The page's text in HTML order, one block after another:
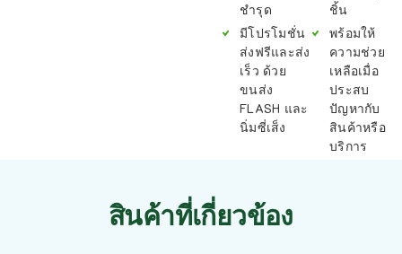
ชำรุด
มีโปรโมชั่น
ส่งฟรีและส่ง
เร็ว ด้วย
ขนส่ง
FLASH และ
นิ่มซี่เส็ง
ชิ้น
พร้อมให้
ความช่วย
เหลือเมื่อ
ประสบ
ปัญหากับ
สินค้าหรือ
บริการ
สินค้าที่เกี่ยวข้อง